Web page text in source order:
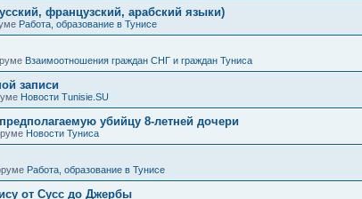
французский, арабский языки)
Работа, образование в Тунисе
Взаимоотношения граждан СНГ и граждан Туниса
записи
Новости Tunisie.SU
убийцу 8-летней дочери
Новости Туниса
Работа, образование в Тунисе
от Сусс до Джербы